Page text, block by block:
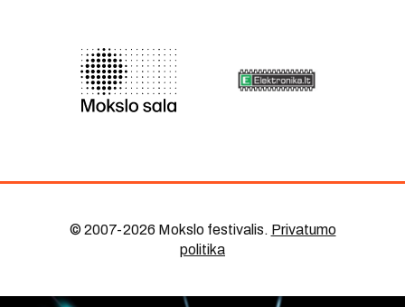
© 2007-2026 Mokslo festivalis. Privatumo
politika